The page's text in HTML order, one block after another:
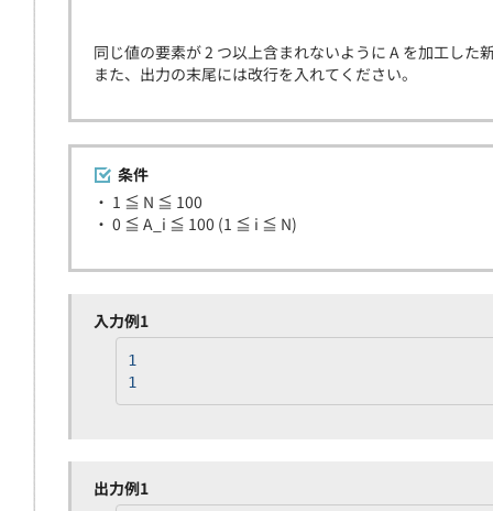
同じ値の要素が 2 つ以上含まれないように A を加工し
また、出力の末尾には改行を入れてください。
条件
・ 1 ≦ N ≦ 100
・ 0 ≦ A_i ≦ 100 (1 ≦ i ≦ N)
入力例1
1
1
出力例1